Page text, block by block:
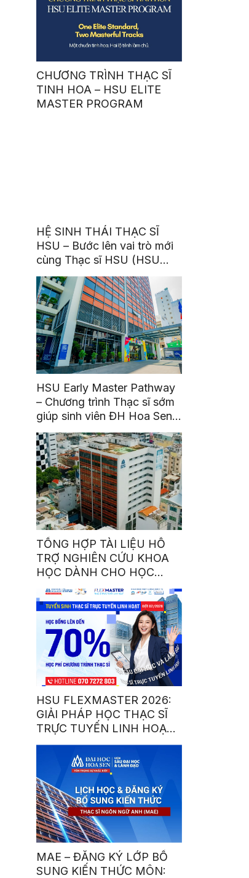
CHƯƠNG TRÌNH THẠC SĨ
TINH HOA – HSU ELITE
MASTER PROGRAM
HỆ SINH THÁI THẠC SĨ
HSU – Bước lên vai trò mới
cùng Thạc sĩ HSU (HSU
Master’s Ecosystem – Step
Up with HSU Master
Degrees)
HSU Early Master Pathway
– Chương trình Thạc sĩ sớm
giúp sinh viên ĐH Hoa Sen
bứt phá từ bậc đại học
TỔNG HỢP TÀI LIỆU HỖ
TRỢ NGHIÊN CỨU KHOA
HỌC DÀNH CHO HỌC
VIÊN THẠC SĨ
HSU FLEXMASTER 2026:
GIẢI PHÁP HỌC THẠC SĨ
TRỰC TUYẾN LINH HOẠT
DÀNH CHO NGƯỜI BẬN
MAE – ĐĂNG KÝ LỚP BỔ
SUNG KIẾN THỨC MÔN: